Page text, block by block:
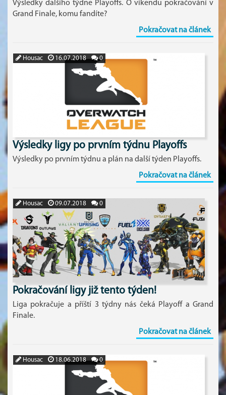
Výsledky dalšího týdne Playoffs. O víkendu pokračování v
Grand Finale, komu fandíte?
Pokračovat na článek
Housac 16.07.2018 0
Výsledky ligy po prvním týdnu Playoffs
Výsledky po prvním týdnu a plán na další týden Playoffs.
Pokračovat na článek
Housac 09.07.2018 0
Pokračování ligy již tento týden!
Liga pokračuje a příští 3 týdny nás čeká Playoff a Grand
Finale.
Pokračovat na článek
Housac 18.06.2018 0